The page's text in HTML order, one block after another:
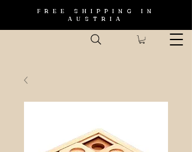
FREE SHIPPING IN
AUSTRIA